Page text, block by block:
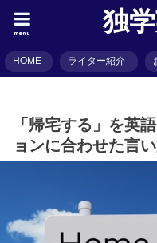
独
menu
HOME ライター紹介
「帰宅する」を英
ョンに合わせた言